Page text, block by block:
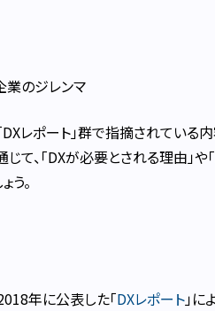
業のジレンマ
レポート」群で指摘されている
て、「DXが必要とされる理由」
う。
年に公表した「DXレポート」に